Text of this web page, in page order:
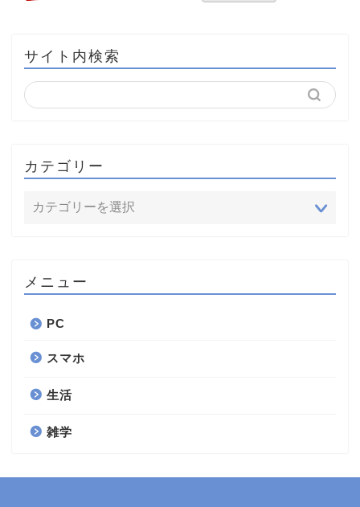
サイト内検索
カテゴリー
メニュー
PC
スマホ
生活
雑学